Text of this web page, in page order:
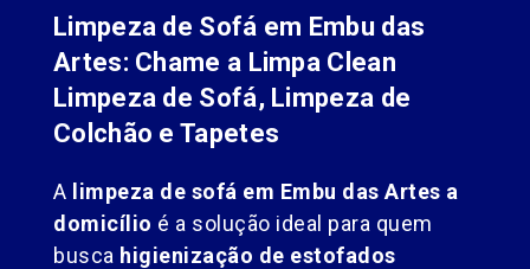
Limpeza de Sofá em Embu das
Artes: Chame a Limpa Clean
Limpeza de Sofá, Limpeza de
Colchão e Tapetes
A limpeza de sofá em Embu das Artes a
domicílio é a solução ideal para quem
busca higienização de estofados